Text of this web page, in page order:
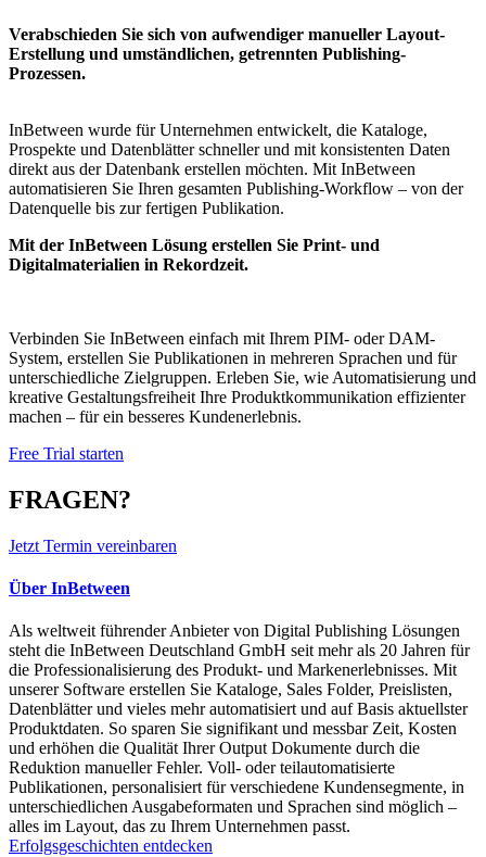
Verabschieden Sie sich von aufwendiger manueller Layout-
Erstellung und umständlichen, getrennten Publishing-
Prozessen.
InBetween wurde für Unternehmen entwickelt, die Kataloge,
Prospekte und Datenblätter schneller und mit konsistenten Daten
direkt aus der Datenbank erstellen möchten. Mit InBetween
automatisieren Sie Ihren gesamten Publishing-Workflow – von der
Datenquelle bis zur fertigen Publikation.
Mit der InBetween Lösung erstellen Sie Print- und
Digitalmaterialien in Rekordzeit.
Verbinden Sie InBetween einfach mit Ihrem PIM- oder DAM-
System, erstellen Sie Publikationen in mehreren Sprachen und für
unterschiedliche Zielgruppen. Erleben Sie, wie Automatisierung und
kreative Gestaltungsfreiheit Ihre Produktkommunikation effizienter
machen – für ein besseres Kundenerlebnis.
Free Trial starten
FRAGEN?
Jetzt Termin vereinbaren
Über InBetween
Als weltweit führender Anbieter von Digital Publishing Lösungen
steht die InBetween Deutschland GmbH seit mehr als 20 Jahren für
die Professionalisierung des Produkt- und Markenerlebnisses. Mit
unserer Software erstellen Sie Kataloge, Sales Folder, Preislisten,
Datenblätter und vieles mehr automatisiert und auf Basis aktuellster
Produktdaten. So sparen Sie signifikant und messbar Zeit, Kosten
und erhöhen die Qualität Ihrer Output Dokumente durch die
Reduktion manueller Fehler. Voll- oder teilautomatisierte
Publikationen, personalisiert für verschiedene Kundensegmente, in
unterschiedlichen Ausgabeformaten und Sprachen sind möglich –
alles im Layout, das zu Ihrem Unternehmen passt.
Erfolgsgeschichten entdecken